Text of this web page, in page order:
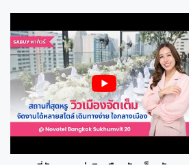
Slide 1 of 77